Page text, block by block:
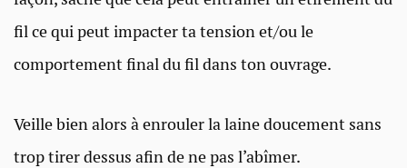
fil ce qui peut impacter ta tension et/ou le
comportement final du fil dans ton ouvrage.
Veille bien alors à enrouler la laine doucement sans
trop tirer dessus afin de ne pas l’abîmer.